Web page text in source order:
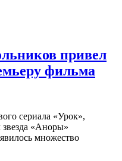
привел
фильма
сериала «Урок»,
«Аноры»
множество